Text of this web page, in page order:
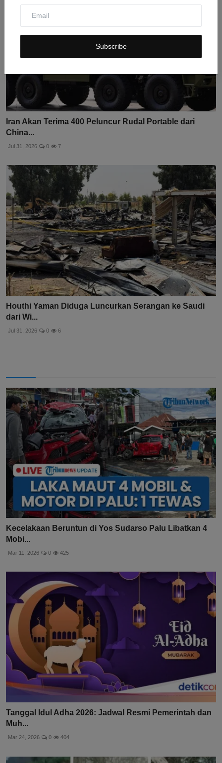
Subscribe
Iran Akan Terima 400 Peluncur Rudal Portable dari
China...
Jul 31, 2026 0 7
Houthi Yaman Diduga Luncurkan Serangan ke Saudi
dari Wi...
Jul 31, 2026 0 6
Kecelakaan Beruntun di Yos Sudarso Palu Libatkan 4
Mobi...
Mar 11, 2026 0 425
Tanggal Idul Adha 2026: Jadwal Resmi Pemerintah dan
Muh...
Mar 24, 2026 0 404